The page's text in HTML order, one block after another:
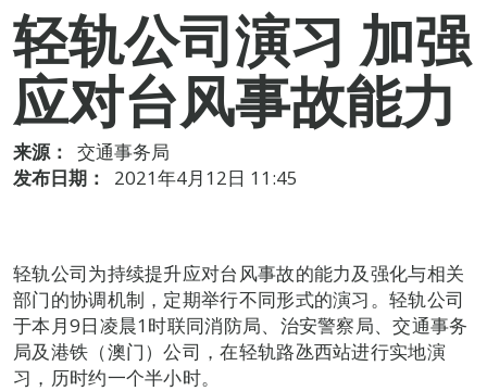
轻轨公司演习 加强
应对台风事故能力
来源：
交通事务局
发布日期：
2021年4月12日 11:45
轻轨公司为持续提升应对台风事故的能力及强化与相关
部门的协调机制，定期举行不同形式的演习。轻轨公司
于本月9日凌晨1时联同消防局、治安警察局、交通事务
局及港铁（澳门）公司，在轻轨路氹西站进行实地演
习，历时约一个半小时。